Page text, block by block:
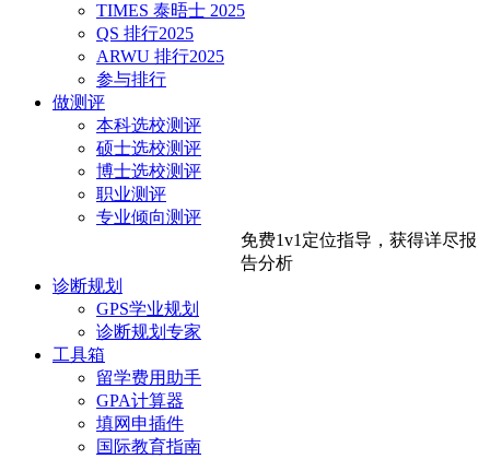
TIMES 泰晤士 2025
QS 排行2025
ARWU 排行2025
参与排行
做测评
本科选校测评
硕士选校测评
博士选校测评
职业测评
专业倾向测评
免费1v1定位指导， 获得详尽报
告分析
诊断规划
GPS学业规划
诊断规划专家
工具箱
留学费用助手
GPA计算器
填网申插件
国际教育指南